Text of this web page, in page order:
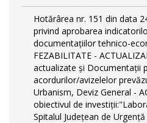
Hotărârea nr. 151 din data
privind aprobarea
documentațiilor tehnico-
FEZABILITATE -
actualizate și Documentații
acordurilor/avizelelor
Urbanism, Deviz General -
obiectivul de
Spitalul Județean de